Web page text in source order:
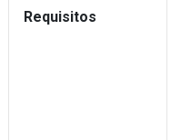
Requisitos